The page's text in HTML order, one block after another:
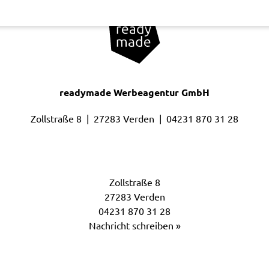
readymade Werbeagentur GmbH
Zollstraße 8 | 27283 Verden | 04231 870 31 28
Zollstraße 8
27283 Verden
04231 870 31 28
Nachricht schreiben »